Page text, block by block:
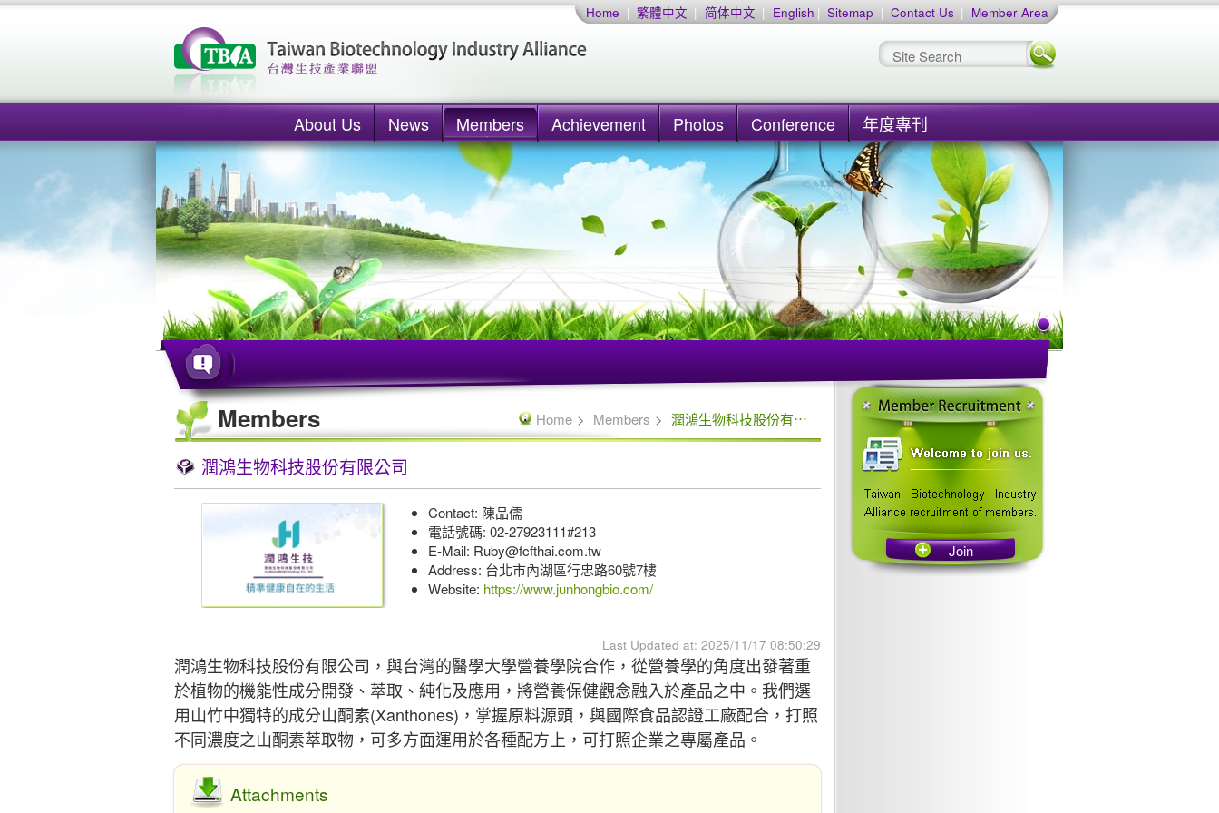
Home | 繁體中文 | 简体中文 | English | Sitemap | Contact Us | Member Area
About Us News Members Achievement Photos Conference 年度專刊
Home Members 潤鴻生物科技股份有⋯
Members
潤鴻生物科技股份有限公司
Contact: 陳品儒
電話號碼: 02-27923111#213
E-Mail: Ruby@fcfthai.com.tw
Address: 台北市內湖區行忠路60號7樓
Website: https://www.junhongbio.com/
Last Updated at: 2025/11/17 08:50:29
潤鴻生物科技股份有限公司，與台灣的醫學大學營養學院合作，從營養學的角度出發著重
於植物的機能性成分開發、萃取、純化及應用，將營養保健觀念融入於產品之中。我們選
用山竹中獨特的成分山酮素(Xanthones)，掌握原料源頭，與國際食品認證工廠配合，打照
不同濃度之山酮素萃取物，可多方面運用於各種配方上，可打照企業之專屬產品。
Attachments
Join